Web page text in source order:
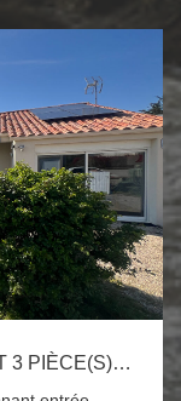
MAISON SAINT HILAIRE LA FORET 3 PIÈCE(S) 65.4 M2